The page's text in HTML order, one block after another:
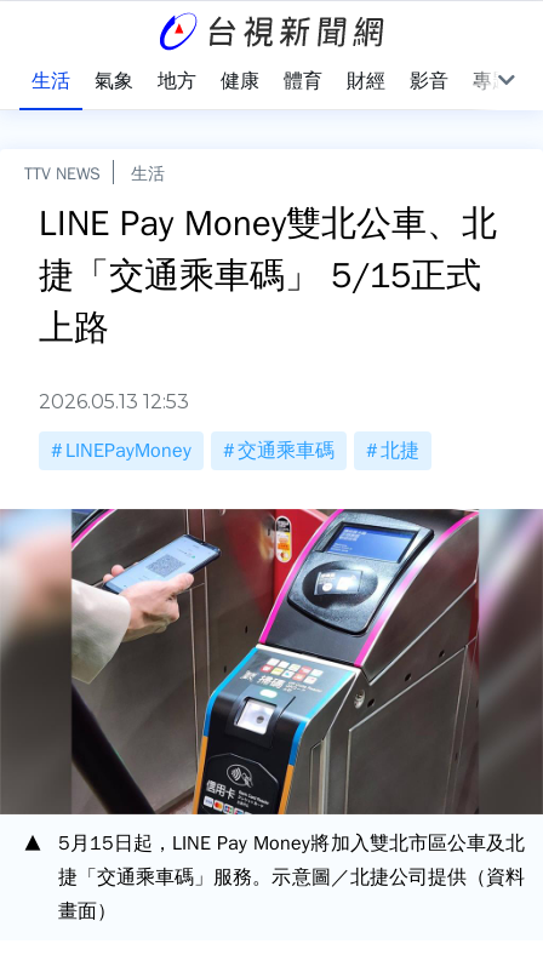
生活 氣象 地方 健康 體育 財經 影音 專題
TTV NEWS 生活
LINE Pay Money雙北公車、北
捷「交通乘車碼」 5/15正式
上路
2026.05.13 12:53
LINEPayMoney 交通乘車碼 北捷
5月15日起，LINE Pay Money將加入雙北市區公車及北
捷「交通乘車碼」服務。示意圖／北捷公司提供（資料
畫面）